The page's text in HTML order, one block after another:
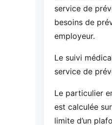
service de
besoins de
employeur.
Le suivi
service de
Le particulier
est calculée
limite d’un